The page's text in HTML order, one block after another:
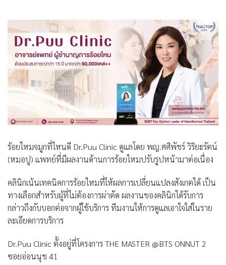
ร้อยไหมจมูกที่ไหนดี Dr.Puu Clinic ดูแลโดย พญ.ศศิพัชร์ วิริยะรัตน์
(หมอปู) แพทย์ที่มีผลงานด้านการร้อยไหมปรับรูปหน้ามาต่อเนื่อง
คลินิกเน้นเทคนิคการร้อยไหมที่ให้ผลการเปลี่ยนแปลงสังเกตได้ เป็น
ทางเลือกสำหรับผู้ที่ไม่ต้องการผ่าตัด ผลงานของคลินิกได้รับการ
กล่าวถึงกับบอกต่อจากผู้ใช้บริการ ทีมงานให้การดูแลเอาใจใส่ในราย
ละเอียดการบริการ
Dr.Puu Clinic ตั้งอยู่ที่โครงการ THE MASTER @BTS ONNUT 2
ซอยอ่อนนุช 41